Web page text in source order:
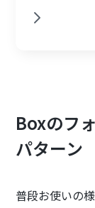
Boxのフ
パターン
普段お使いの